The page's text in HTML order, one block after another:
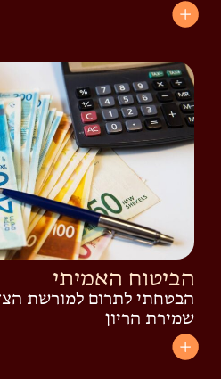
הביטוח האמיתי
הבטחתי לתרום למורשת
שמירת הריון